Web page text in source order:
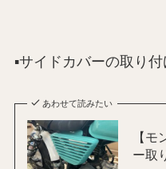
▪️サイドカバーの取り付
あわせて読みたい
【
ー取